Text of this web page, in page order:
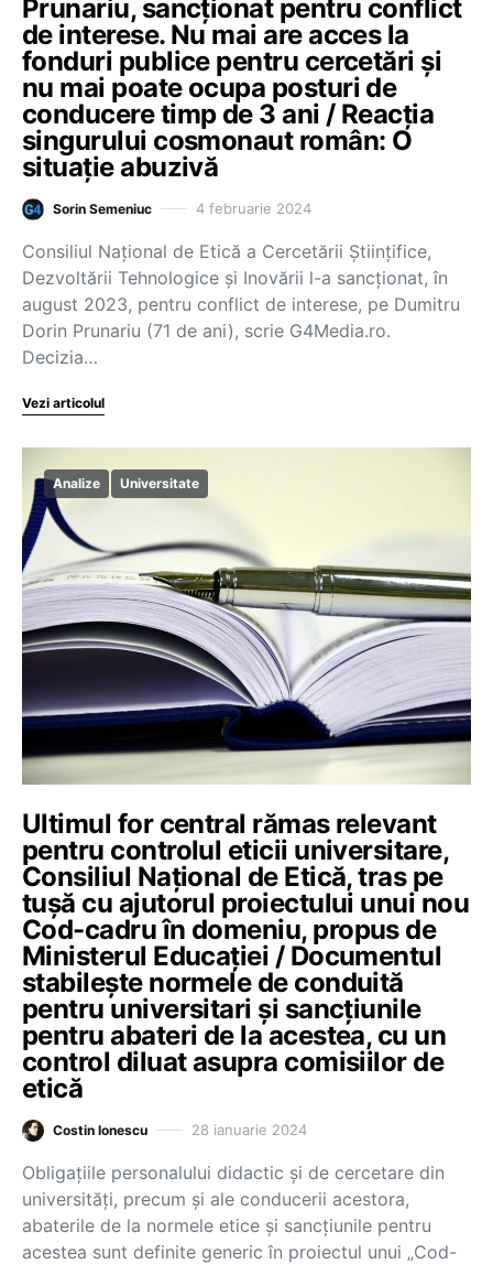
Prunariu, sancționat pentru conflict
de interese. Nu mai are acces la
fonduri publice pentru cercetări și
nu mai poate ocupa posturi de
conducere timp de 3 ani / Reacția
singurului cosmonaut român: O
situație abuzivă
Sorin Semeniuc 4 februarie 2024
Consiliul Naţional de Etică a Cercetării Ştiinţifice,
Dezvoltării Tehnologice şi Inovării l-a sancționat, în
august 2023, pentru conflict de interese, pe Dumitru
Dorin Prunariu (71 de ani), scrie G4Media.ro.
Decizia…
Vezi articolul
Analize Universitate
Ultimul for central rămas relevant
pentru controlul eticii universitare,
Consiliul Național de Etică, tras pe
tușă cu ajutorul proiectului unui nou
Cod-cadru în domeniu, propus de
Ministerul Educației / Documentul
stabilește normele de conduită
pentru universitari și sancțiunile
pentru abateri de la acestea, cu un
control diluat asupra comisiilor de
etică
Costin Ionescu 28 ianuarie 2024
Obligațiile personalului didactic și de cercetare din
universități, precum și ale conducerii acestora,
abaterile de la normele etice și sancțiunile pentru
acestea sunt definite generic în proiectul unui „Cod-